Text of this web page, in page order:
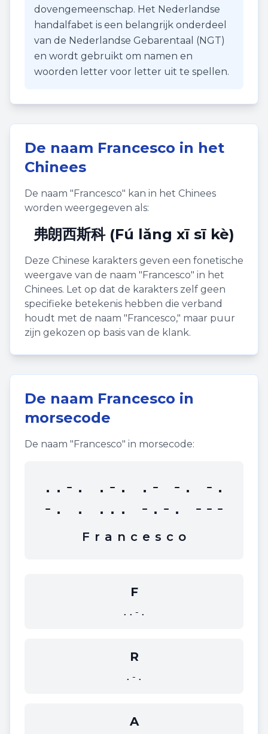
dovengemeenschap. Het Nederlandse
handalfabet is een belangrijk onderdeel
van de Nederlandse Gebarentaal (NGT)
en wordt gebruikt om namen en
woorden letter voor letter uit te spellen.
De naam Francesco in het
Chinees
De naam "Francesco" kan in het Chinees
worden weergegeven als:
弗朗西斯科 (Fú lǎng xī sī kè)
Deze Chinese karakters geven een fonetische
weergave van de naam "Francesco" in het
Chinees. Let op dat de karakters zelf geen
specifieke betekenis hebben die verband
houdt met de naam "Francesco," maar puur
zijn gekozen op basis van de klank.
De naam Francesco in
morsecode
De naam "Francesco" in morsecode:
..-. .-. .- -. -.
-. . ... -.-. ---
F r a n c e s c o
F
..-.
R
.-.
A